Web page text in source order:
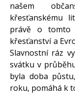
našem
křesťanskému
právě o tomto
křesťanství a
Slavnostní ráz
svátku v
byla doba
roku, pomáhá k